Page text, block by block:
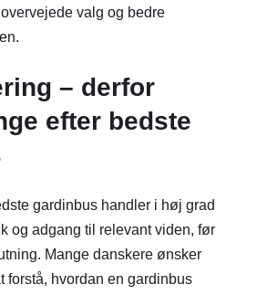
valg og bedre
– derfor
efter bedste
gardinbus handler i høj grad
og adgang til relevant viden, før
Mange danskere ønsker
forstå, hvordan en gardinbus